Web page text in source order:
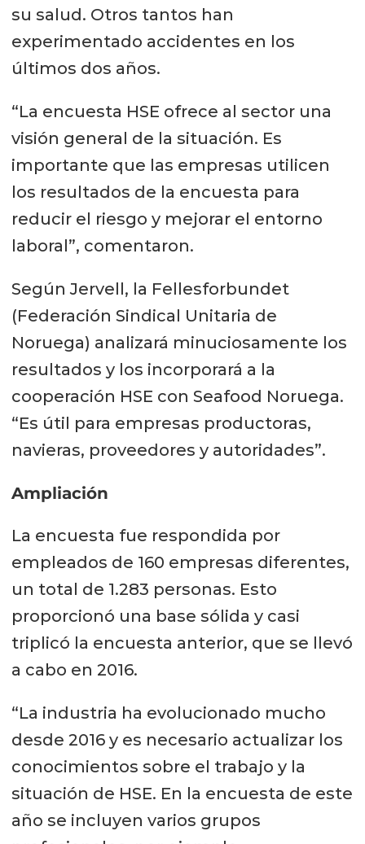
su salud. Otros tantos han
experimentado accidentes en los
últimos dos años.
“La encuesta HSE ofrece al sector una
visión general de la situación. Es
importante que las empresas utilicen
los resultados de la encuesta para
reducir el riesgo y mejorar el entorno
laboral”, comentaron.
Según Jervell, la Fellesforbundet
(Federación Sindical Unitaria de
Noruega) analizará minuciosamente los
resultados y los incorporará a la
cooperación HSE con Seafood Noruega.
“Es útil para empresas productoras,
navieras, proveedores y autoridades”.
Ampliación
La encuesta fue respondida por
empleados de 160 empresas diferentes,
un total de 1.283 personas. Esto
proporcionó una base sólida y casi
triplicó la encuesta anterior, que se llevó
a cabo en 2016.
“La industria ha evolucionado mucho
desde 2016 y es necesario actualizar los
conocimientos sobre el trabajo y la
situación de HSE. En la encuesta de este
año se incluyen varios grupos